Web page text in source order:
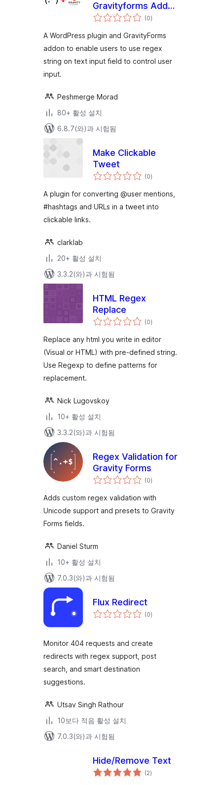
Gravityforms Add-
on
(0전
체
점
)
A WordPress plugin and GravityForms
addon to enable users to use regex
string on text input field to control user
input.
Peshmerge Morad
80+ 활성 설치
6.8.7(와)과 시험됨
Make Clickable
Tweet
(0전
체
점
)
A plugin for converting @user mentions,
#hashtags and URLs in a tweet into
clickable links.
clarklab
20+ 활성 설치
3.3.2(와)과 시험됨
HTML Regex
Replace
(0전
체
점
)
Replace any html you write in editor
(Visual or HTML) with pre-defined string.
Use Regexp to define patterns for
replacement.
Nick Lugovskoy
10+ 활성 설치
3.3.2(와)과 시험됨
Regex Validation for
Gravity Forms
(0전
체
점
)
Adds custom regex validation with
Unicode support and presets to Gravity
Forms fields.
Daniel Sturm
10+ 활성 설치
7.0.3(와)과 시험됨
Flux Redirect
(0전
체)
Monitor 404 requests and create
redirects with regex support, post
search, and smart destination
suggestions.
Utsav Singh Rathour
10보다 적음 활성 설치
7.0.3(와)과 시험됨
Hide/Remove Text
(2전
체)